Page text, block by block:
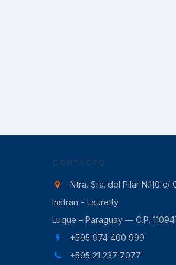
CONTACTO
Ntra. Sra. del Pilar N.110 c/
Insfran - Laurelty
Luque – Paraguay — C.P.
+595 974 400 999
+595 21 237 7077